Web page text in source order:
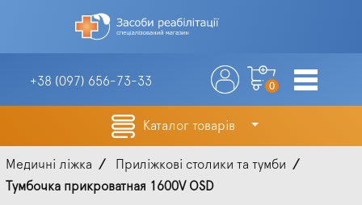
+38 (097) 656-73-33 0
Каталог товарів
Медичні ліжка
Приліжкові столики та тумби
Тумбочка прикроватная 1600V OSD